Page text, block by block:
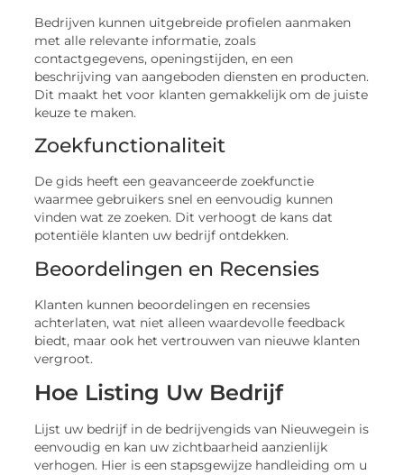
Bedrijven kunnen uitgebreide profielen aanmaken
met alle relevante informatie, zoals
contactgegevens, openingstijden, en een
beschrijving van aangeboden diensten en producten.
Dit maakt het voor klanten gemakkelijk om de juiste
keuze te maken.
Zoekfunctionaliteit
De gids heeft een geavanceerde zoekfunctie
waarmee gebruikers snel en eenvoudig kunnen
vinden wat ze zoeken. Dit verhoogt de kans dat
potentiële klanten uw bedrijf ontdekken.
Beoordelingen en Recensies
Klanten kunnen beoordelingen en recensies
achterlaten, wat niet alleen waardevolle feedback
biedt, maar ook het vertrouwen van nieuwe klanten
vergroot.
Hoe Listing Uw Bedrijf
Lijst uw bedrijf in de bedrijvengids van Nieuwegein is
eenvoudig en kan uw zichtbaarheid aanzienlijk
verhogen. Hier is een stapsgewijze handleiding om u